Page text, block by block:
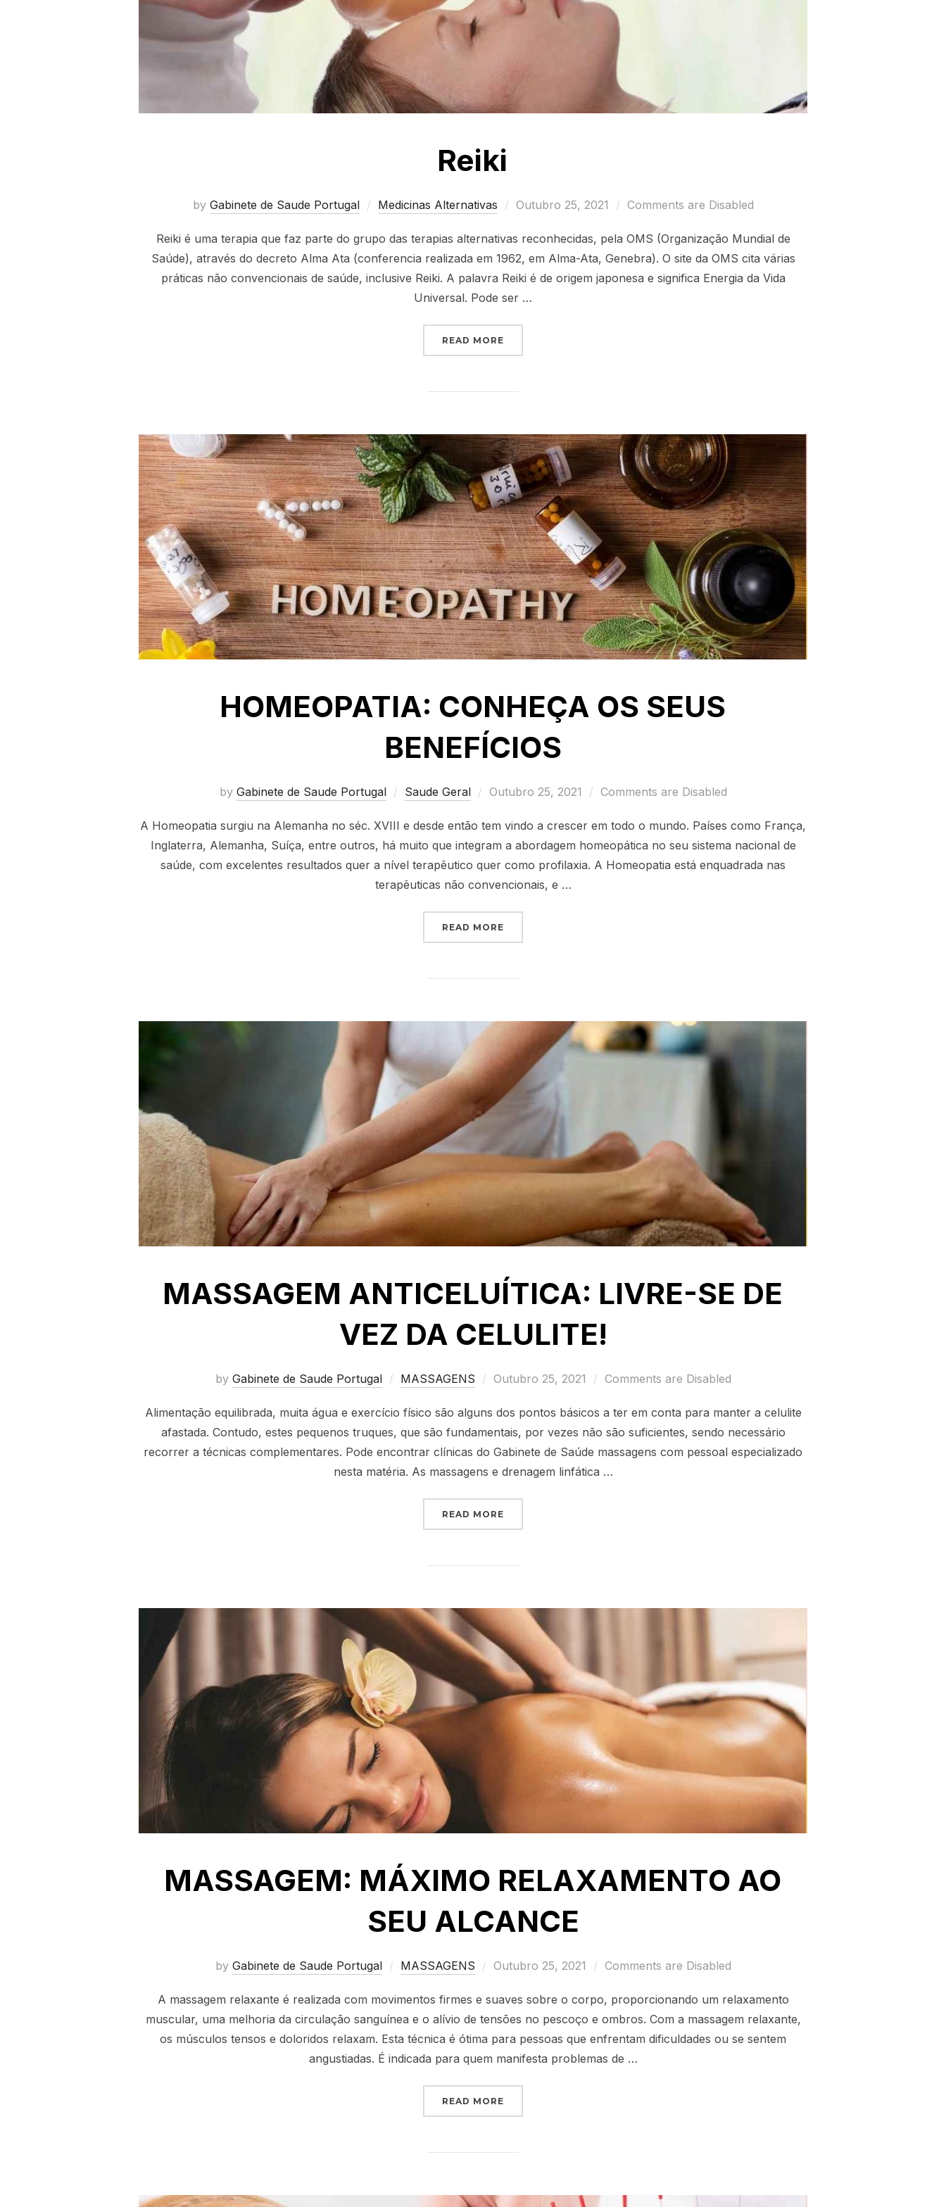
Reiki
by Gabinete de Saude Portugal Medicinas Alternativas
Posted
Outubro 25, 2021 Comments are Disabled
Reiki é uma terapia que faz parte do grupo das terapias alternativas reconhecidas, pela OMS (Organização Mundial de
Saúde), através do decreto Alma Ata (conferencia realizada em 1962, em Alma-Ata, Genebra). O site da OMS cita várias
práticas não convencionais de saúde, inclusive Reiki. A palavra Reiki é de origem japonesa e significa Energia da Vida
Universal. Pode ser …
READ MORE
HOMEOPATIA: CONHEÇA OS SEUS
BENEFÍCIOS
by Gabinete de Saude Portugal Saude Geral
Posted
Outubro 25, 2021 Comments are Disabled
A Homeopatia surgiu na Alemanha no séc. XVIII e desde então tem vindo a crescer em todo o mundo. Países como França,
Inglaterra, Alemanha, Suíça, entre outros, há muito que integram a abordagem homeopática no seu sistema nacional de
saúde, com excelentes resultados quer a nível terapêutico quer como profilaxia. A Homeopatia está enquadrada nas
terapêuticas não convencionais, e …
READ MORE
MASSAGEM ANTICELUÍTICA: LIVRE-SE DE
VEZ DA CELULITE!
by Gabinete de Saude Portugal MASSAGENS
Posted
Outubro 25, 2021 Comments are Disabled
Alimentação equilibrada, muita água e exercício físico são alguns dos pontos básicos a ter em conta para manter a celulite
afastada. Contudo, estes pequenos truques, que são fundamentais, por vezes não são suficientes, sendo necessário
recorrer a técnicas complementares. Pode encontrar clínicas do Gabinete de Saúde massagens com pessoal especializado
nesta matéria. As massagens e drenagem linfática …
READ MORE
MASSAGEM: MÁXIMO RELAXAMENTO AO
SEU ALCANCE
by Gabinete de Saude Portugal MASSAGENS
Posted
Outubro 25, 2021 Comments are Disabled
A massagem relaxante é realizada com movimentos firmes e suaves sobre o corpo, proporcionando um relaxamento
muscular, uma melhoria da circulação sanguínea e o alívio de tensões no pescoço e ombros. Com a massagem relaxante,
os músculos tensos e doloridos relaxam. Esta técnica é ótima para pessoas que enfrentam dificuldades ou se sentem
angustiadas. É indicada para quem manifesta problemas de …
READ MORE